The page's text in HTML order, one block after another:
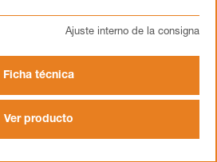
Ajuste interno de la consigna
Ficha técnica
Ver producto